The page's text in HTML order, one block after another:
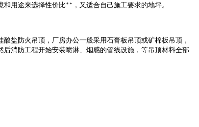
和用途来选择性价比** ，又适合自己施工要求的地坪。
盐防火吊顶，厂房办公一般采用石膏板吊顶或矿棉板吊顶，
消防工程开始安装喷淋、烟感的管线设施，等吊顶材料全部